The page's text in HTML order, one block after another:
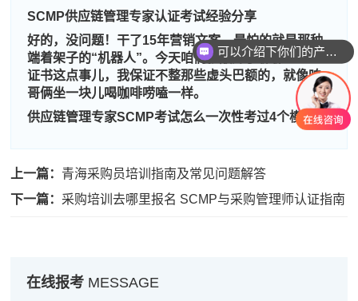
SCMP供应链管理专家认证考试经验分享
好的，没问题！干了15年营销文案，最怕的就是那种
端着架子的“机器人”。今天咱们就敞开了聊聊CPPM
证书这点事儿，我保证不整那些虚头巴额的，就像咱
哥俩坐一块儿喝咖啡唠嗑一样。
供应链管理专家SCMP考试怎么一次性考过4个模块
上一篇： 青海采购员培训指南及常见问题解答
下一篇： 采购培训去哪里报名 SCMP与采购管理师认证指南
在线报考 MESSAGE
程** 189****8746 2026-08-07
高** 133****9939 2026-08-06
陈* 181****4858 2026-08-06
李** 137****5199 2026-08-06
王** 133****1149 2026-08-06
张** 137****4108 2026-08-05
孔** 139****7343
可以介绍下你们的产品么